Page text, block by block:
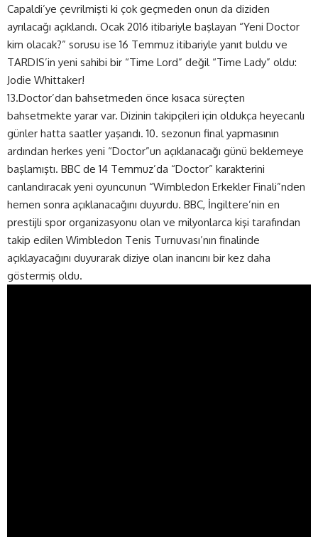
Capaldi’ye çevrilmişti ki çok geçmeden onun da diziden
ayrılacağı açıklandı. Ocak 2016 itibariyle başlayan “Yeni Doctor
kim olacak?” sorusu ise 16 Temmuz itibariyle yanıt buldu ve
TARDIS’in yeni sahibi bir “Time Lord” değil “Time Lady” oldu:
Jodie Whittaker!
13.Doctor’dan bahsetmeden önce kısaca süreçten
bahsetmekte yarar var. Dizinin takipçileri için oldukça heyecanlı
günler hatta saatler yaşandı. 10. sezonun final yapmasının
ardından herkes yeni “Doctor”un açıklanacağı günü beklemeye
başlamıştı. BBC de 14 Temmuz’da “Doctor” karakterini
canlandıracak yeni oyuncunun “Wimbledon Erkekler Finali”nden
hemen sonra açıklanacağını duyurdu. BBC, İngiltere’nin en
prestijli spor organizasyonu olan ve milyonlarca kişi tarafından
takip edilen Wimbledon Tenis Turnuvası’nın finalinde
açıklayacağını duyurarak diziye olan inancını bir kez daha
göstermiş oldu.